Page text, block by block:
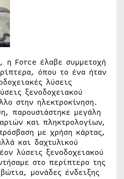
η Force έλαβε συμμετοχή
όπου το ένα ήταν
λύσεις
ξενοδοχειακού
στην ηλεκτροκίνηση.
παρουσιάστηκε μεγάλη
και πληκτρολογίων,
με χρήση κάρτας,
και δαχτυλικού
λύσεις ξενοδοχειακού
στο περίπτερο της
μονάδες ένδειξης